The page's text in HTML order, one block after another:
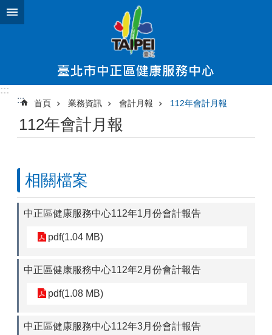
跳到主要內容區塊
:::
:::
首頁 業務資訊 會計月報 112年會計月報
112年會計月報
相關檔案
中正區健康服務中心112年1月份會計報告
pdf(1.04 MB)
中正區健康服務中心112年2月份會計報告
pdf(1.08 MB)
中正區健康服務中心112年3月份會計報告